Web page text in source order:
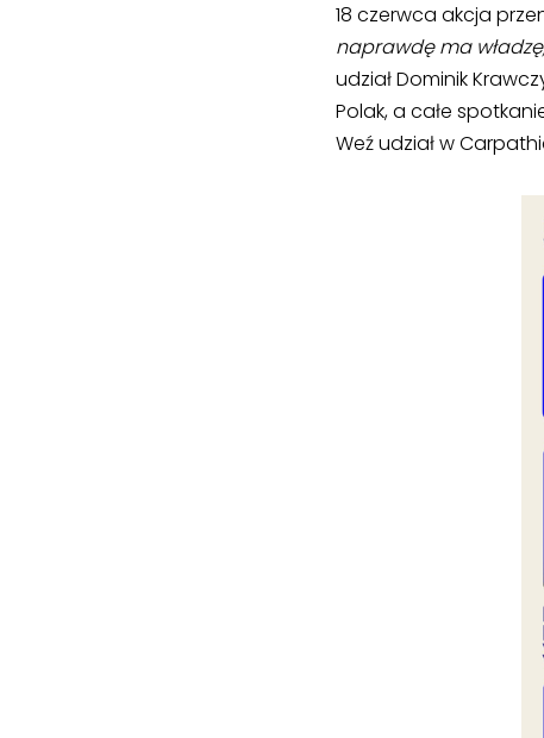
18 czerwca akcja
naprawdę ma
udział Dominik
Polak, a całe
Weź udział w